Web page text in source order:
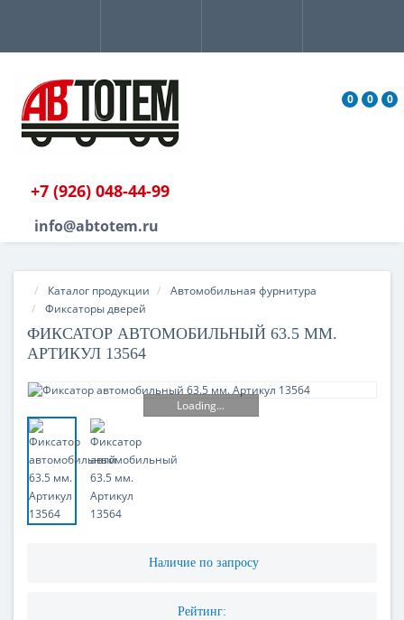
0 0 0
+7 (926) 048-44-99
info@abtotem.ru
Каталог продукции
Автомобильная фурнитура
Фиксаторы дверей
ФИКСАТОР АВТОМОБИЛЬНЫЙ 63.5 ММ.
АРТИКУЛ 13564
Loading...
Наличие по запросу
Рейтинг: